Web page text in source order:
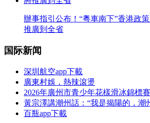
辦事指引公布！“粵車南下”香港政
推廣到全省
国际新闻
深圳航空app下載
廣東村娛，熱辣滾燙
2026年廣州市青少年花樣滑冰錦標
黃宗澤講潮州話：“我是揭陽的，潮
百瓶app下載